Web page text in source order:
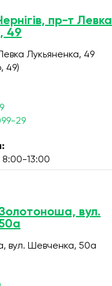
пр-т Левка
49
Лукьяненка, 49
49)
29
8:00-13:00
вул.
вул. Шевченка, 50а